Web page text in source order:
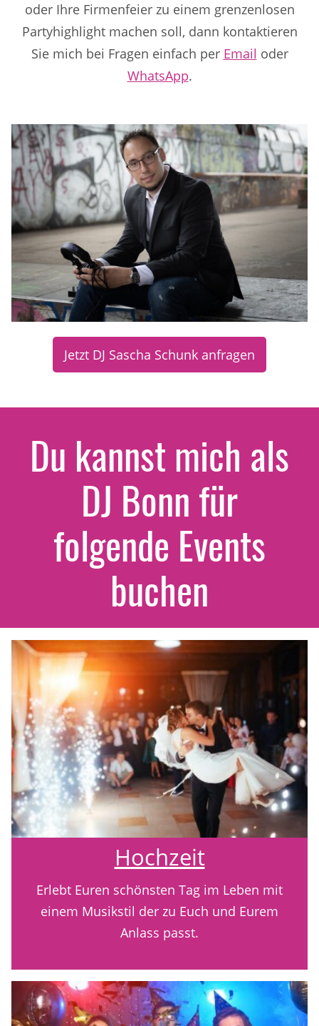
oder Ihre Firmenfeier zu einem grenzenlosen
Partyhighlight machen soll, dann kontaktieren
Sie mich bei Fragen einfach per Email oder
WhatsApp.
Jetzt DJ Sascha Schunk anfragen
Du kannst mich als
DJ Bonn für
folgende Events
buchen
Hochzeit
Erlebt Euren schönsten Tag im Leben mit
einem Musikstil der zu Euch und Eurem
Anlass passt.